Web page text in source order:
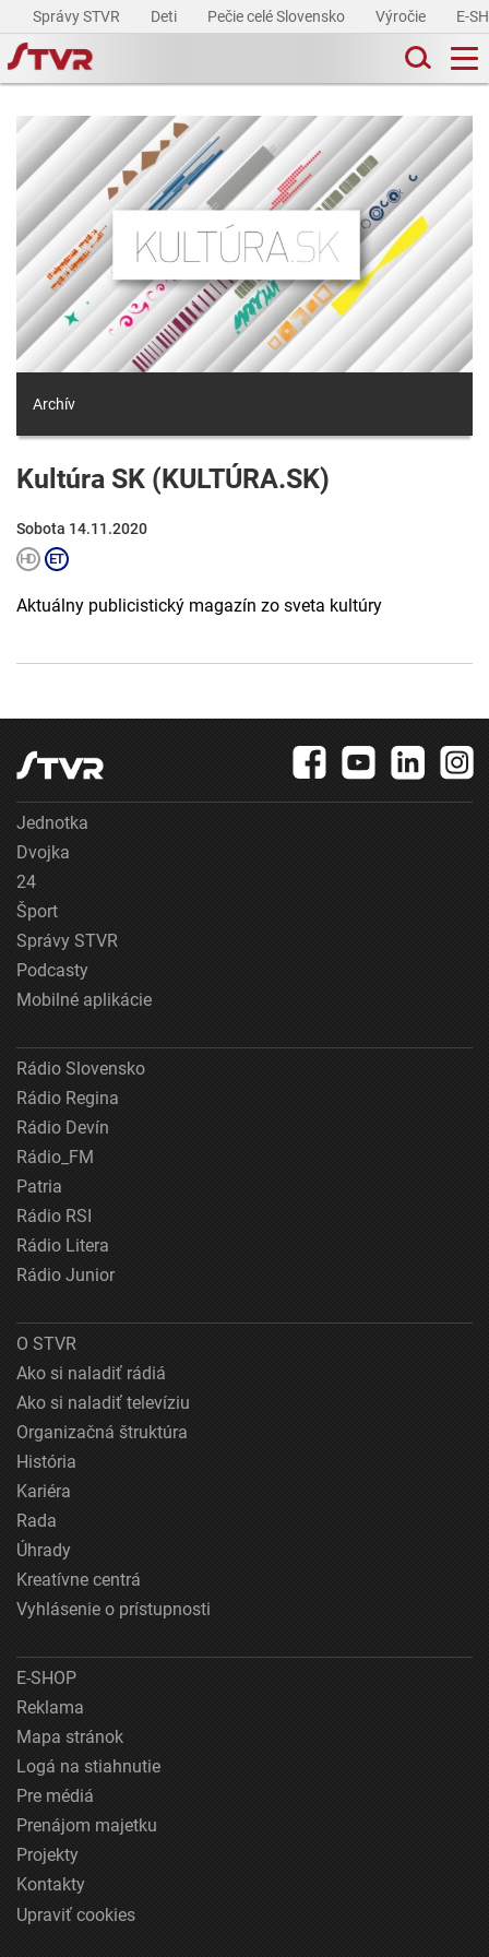
Správy STVR Deti Pečie celé Slovensko Výročie E-
Archív
Kultúra SK (KULTÚRA.SK)
Sobota 14.11.2020
Aktuálny publicistický magazín zo sveta kultúry
Jednotka
Dvojka
24
Šport
Správy STVR
Podcasty
Mobilné aplikácie
Rádio Slovensko
Rádio Regina
Rádio Devín
Rádio_FM
Patria
Rádio RSI
Rádio Litera
Rádio Junior
O STVR
Ako si naladiť rádiá
Ako si naladiť televíziu
Organizačná štruktúra
História
Kariéra
Rada
Úhrady
Kreatívne centrá
Vyhlásenie o prístupnosti
E-SHOP
Reklama
Mapa stránok
Logá na stiahnutie
Pre médiá
Prenájom majetku
Projekty
Kontakty
Upraviť cookies